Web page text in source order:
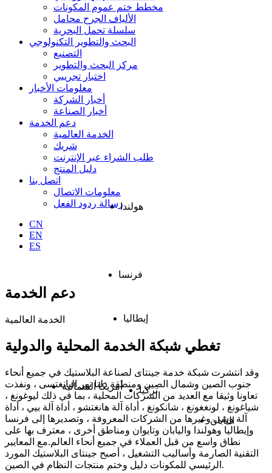
مخطط ختم عموم المكونات
الألياف الجرح محامل
سلسلة تحمل البحرية
البحث والتطوير التكنولوجي
التصنيع
مركز البحث والتطوير
اختبار تجريبي
معلومات الأخبار
أخبار الشركة
أخبار الصناعة
دعم الخدمة
الخدمة العالمية
شريك
طلب الشراء عبر الإنترنت
دليل المنتج
اتصل بنا
معلومات الاتصال
رسالة ردود الفعل
CN
EN
ES
دعم الخدمة
الخدمة العالمية
تغطي شبكة الخدمة المحلية والدولية
وقد انتشرت شبكة خدمة جينتاى لصناعة البلاستيك في جميع أنحاء
جنوب الصين وشمال الصين ومنطقة دلتا نهر اليانغتسى ، ونفذت
تعاونا وثيقا مع العديد من الشركات المحلية ، بما في ذلك ليوغونغ ،
شياغونغ ، لونغغونغ ، شانكونغ ، أداة آلة هانغتشو ، أداة آلة بيي ، أداة
آلة وشى وغيرها من الشركات المعروفة ، وتصديرها إلى فرنسا
وإيطاليا وهولندا واليابان وتايوان ومناطق أخرى ، معترف بها على
نطاق واسع من قبل العملاء في جميع أنحاء العالم.مع المعايير
التقنية الصارمة وأساليب التشغيل ، أصبح جينتاى البلاستيك المورد
الرئيسي للمكونات دليل وختم منتجات النظام في الصين.
أمريكا الشمالية
فرنسا
هولندا
إيطاليا
تركيا
اليابان